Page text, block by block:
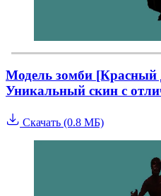
Модель зомби [Красный
Уникальный скин с
Скачать (0.8 МБ)